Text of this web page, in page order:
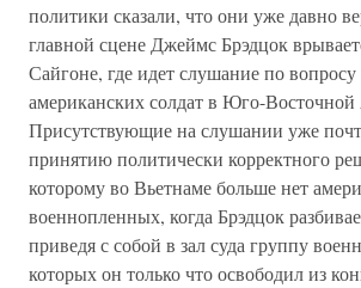
политики сказали, что они уже давно
главной сцене Джеймс Брэдцок
Сайгоне, где идет слушание по
американских солдат в Юго-
Присутствующие на слушании уже
принятию политически корректного
которому во Вьетнаме больше нет
военнопленных, когда Брэдцок
приведя с собой в зал суда группу
которых он только что освободил из